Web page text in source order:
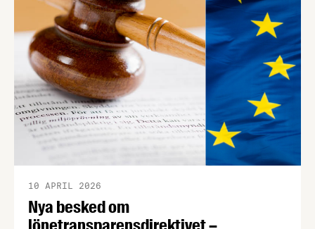
Nya besked om
10 APRIL 2026